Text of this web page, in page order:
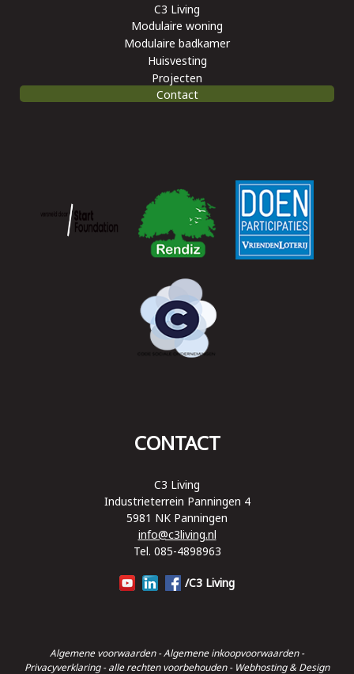
C3 Living
Modulaire woning
Modulaire badkamer
Huisvesting
Projecten
Contact
CONTACT
C3 Living
Industrieterrein Panningen 4
5981 NK Panningen
info@c3living.nl
Tel. 085-4898963
/C3 Living
Algemene voorwaarden-Algemene inkoopvoorwaarden-
Privacyverklaring- alle rechten voorbehouden - Webhosting & Design